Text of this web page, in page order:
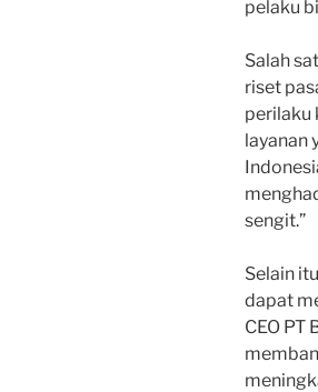
pelaku
Salah
riset
perilaku
layanan
sengit.”
Selain
dapat
CEO PT